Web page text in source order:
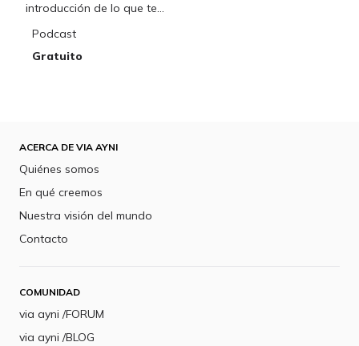
introducción de lo que te
Humano
Podcast
Gratuito
ACERCA DE VIA AYNI
Quiénes somos
En qué creemos
Nuestra visión del mundo
Contacto
COMUNIDAD
via ayni /FORUM
via ayni /BLOG